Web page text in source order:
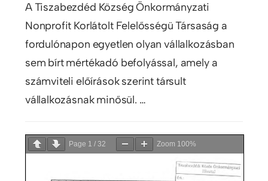
A Tiszabezdéd Község Önkormányzati
Nonprofit Korlátolt Felelősségü Társaság a
fordulónapon egyetlen olyan vállalkozásban
sem bírt mértékadó befolyással, amely a
számviteli előírások szerint társult
vállalkozásnak minősül. …
Page 1 / 32 Zoom 100%